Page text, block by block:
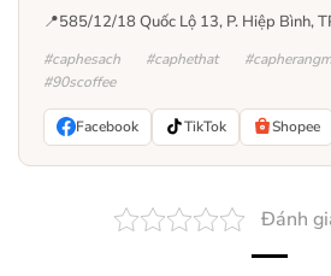
📍585/12/18 Quốc Lộ 13, P. Hiệp Bình,
#caphesach #caphethat
#90scoffee
Facebook TikTok Shopee
Đánh